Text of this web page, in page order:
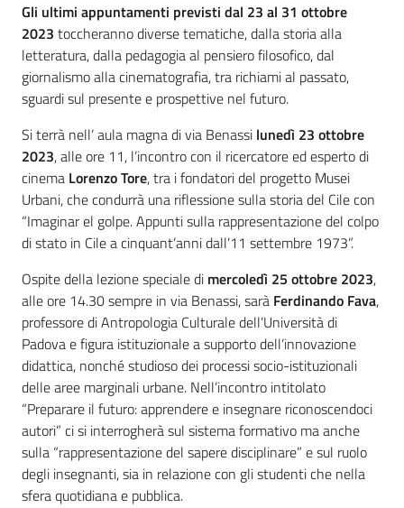
Gli ultimi appuntamenti previsti dal 23 al 31 ottobre
2023 toccheranno diverse tematiche, dalla storia alla
letteratura, dalla pedagogia al pensiero filosofico, dal
giornalismo alla cinematografia, tra richiami al passato,
sguardi sul presente e prospettive nel futuro.
Si terrà nell’ aula magna di via Benassi lunedì 23 ottobre
2023, alle ore 11, l’incontro con il ricercatore ed esperto di
cinema Lorenzo Tore, tra i fondatori del progetto Musei
Urbani, che condurrà una riflessione sulla storia del Cile con
“Imaginar el golpe. Appunti sulla rappresentazione del colpo
di stato in Cile a cinquant’anni dall’11 settembre 1973”.
Ospite della lezione speciale di mercoledì 25 ottobre 2023,
alle ore 14.30 sempre in via Benassi, sarà Ferdinando Fava,
professore di Antropologia Culturale dell’Università di
Padova e figura istituzionale a supporto dell’innovazione
didattica, nonché studioso dei processi socio-istituzionali
delle aree marginali urbane. Nell’incontro intitolato
“Preparare il futuro: apprendere e insegnare riconoscendoci
autori” ci si interrogherà sul sistema formativo ma anche
sulla “rappresentazione del sapere disciplinare” e sul ruolo
degli insegnanti, sia in relazione con gli studenti che nella
sfera quotidiana e pubblica.